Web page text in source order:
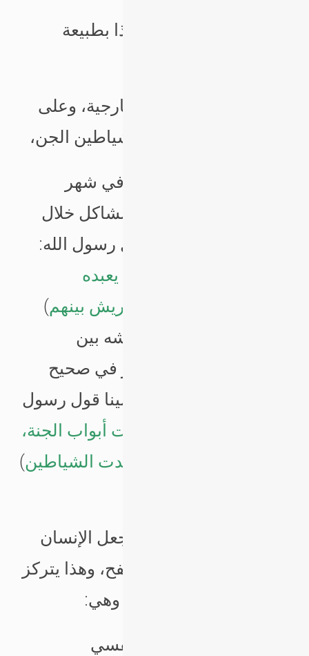
* الظلم “التعدي” وهذا بطبيعة
* تدخل الأطراف الخارجية، وعلى
رأس ذلك وساوس شياطين الجن،
وهذه الشياطين مصفدة في شهر
رمضان، ما يؤدي لقلة المشاكل خلال
شهر رمضان الكريم. قال رسول الله:
إن الشيطان قد أيس أن يعبده
المصلون، ولكن في التحريش بينهم)
رواه مسلم وأعظم تحريشه بين
الزوجين كما بحديث جابر في صحيح
مسلم؛ ومن فضل الله علينا قول رسول
إذا جاء رمضان فتحت أبواب الجنة،
وغلقت أبواب النار، وصفدت الشياطين)
كما أن الأجواء الإيمانية تجعل الإنسان
يستشعر قيم العفو والصفح، وهذا يتركز
على ثلاثة محاور أساسية وهي: